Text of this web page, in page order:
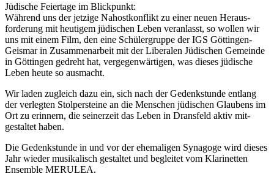
Jüdische Feier­tage im Blick­punkt:
Während uns der jetzige Nahost­konflikt zu einer neuen Heraus­
forderung mit heutigem jüdischen Leben veranlasst, so wollen wir
uns mit einem Film, den eine Schüler­gruppe der IGS Göttingen-
Geismar in Zusammen­arbeit mit der Liberalen Jüdischen Gemeinde
in Göttingen gedreht hat, vergegen­wärtigen, was dieses jüdische
Leben heute so ausmacht.
Wir laden zugleich dazu ein, sich nach der Gedenk­stunde entlang
der verlegten Stolper­steine an die Menschen jüdischen Glaubens im
Ort zu erinnern, die seiner­zeit das Leben in Dransfeld aktiv mit­
gestaltet haben.
Die Gedenkstunde in und vor der ehe­maligen Synagoge wird dieses
Jahr wieder musikalisch gestaltet und begleitet vom Klarinetten
Ensemble MERULEA.